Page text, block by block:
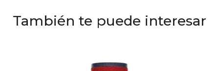
También te puede interesar